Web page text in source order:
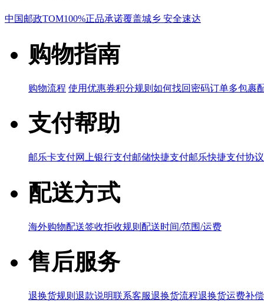
中国邮政TOM100%正品承诺覆盖城乡 安全速达
购物指南
购物流程 使用优惠券积分规则 如何找回密码订单多包裹
支付帮助
邮乐卡支付网上银行支付邮储快捷支付邮乐快捷支付协议
配送方式
海外购物配送签收拒收规则 配送时间/范围/运费
售后服务
退换货规则 退款说明联系客服退换货流程退换货运费补